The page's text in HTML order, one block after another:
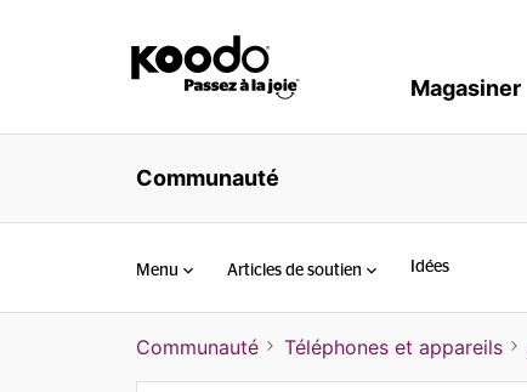
Magasiner
Communauté
Menu Articles de soutien Idées
Communauté Téléphones et appareils